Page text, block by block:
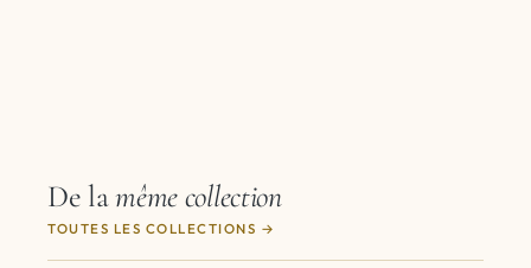
De lamême collection
TOUTES LES COLLECTIONS